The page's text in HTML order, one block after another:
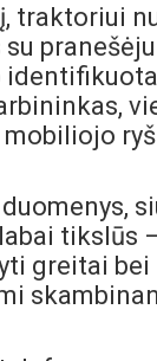
traktoriui
tikslūs
greitai bei